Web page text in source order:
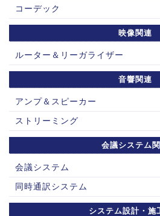
コーデック
映像関連
ルーター＆リーガライザー
音響関連
アンプ＆スピーカー
ストリーミング
会議システム
会議システム
同時通訳システム
システム設計・施